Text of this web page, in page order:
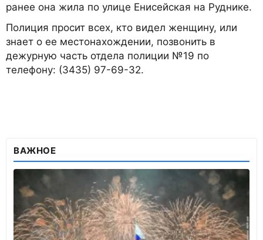
ранее она жила по улице Енисейская на Руднике.
Полиция просит всех, кто видел женщину, или
знает о ее местонахождении, позвонить в
дежурную часть отдела полиции №19 по
телефону: (3435) 97-69-32.
ВАЖНОЕ